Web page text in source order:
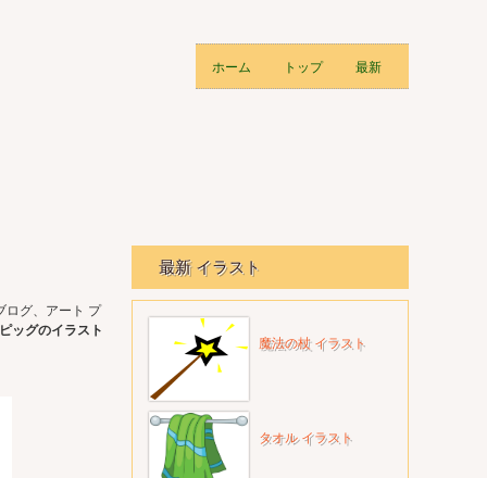
ホーム トップ 最新
ログ、アート プ
ッグのイラスト
最新 イラスト
魔法の杖 イラスト
タオル イラスト